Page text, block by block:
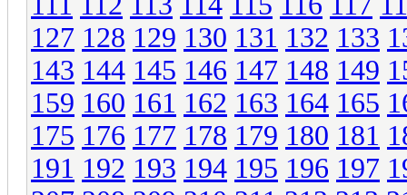
127 128 129 130 131 132 133
143 144 145 146 147 148 149
159 160 161 162 163 164 165
175 176 177 178 179 180 181
191 192 193 194 195 196 197